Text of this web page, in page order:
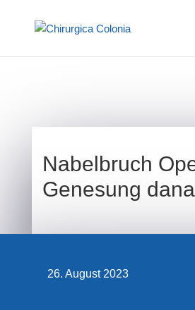
Nabelbruch
Genesung
26. August 2023